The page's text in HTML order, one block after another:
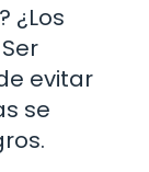
¿Los
evitar
se